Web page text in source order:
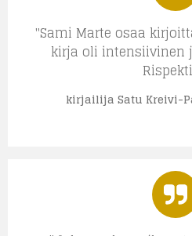
"Sami Marte osaa
kirja oli intensiivinen
kirjailija Satu Kreivi-